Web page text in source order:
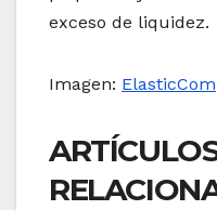
exceso de liquidez.
Imagen: